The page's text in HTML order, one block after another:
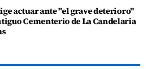
actuar ante "el grave deterioro"
Cementerio de La Candelaria